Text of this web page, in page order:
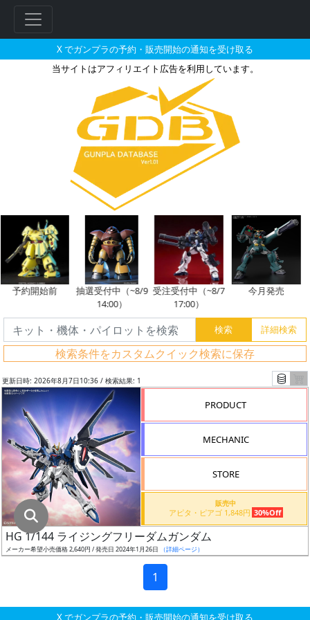
X でガンプラの予約・販売開始の通知を受け取る
当サイトはアフィリエイト広告を利用しています。
HG 1/144 ライジングフリーダム
予約開始前
抽選受付中（~8/9
14:00）
受注受付中（~8/7
17:00）
今月発売
検索条件をカスタムクイック検索に保存
ー
索
グ
レ
ケ
ー
ル
成
形
更新日時: 2026年8月7日10:36 / 検索結果: 1
PRODUCT
MECHANIC
STORE
販売中
アピタ・ピアゴ 1,848円 30%Off
HG 1/144 ライジングフリーダムガンダム
メーカー希望小売価格 2,640円 / 発売日 2024年1月26日 （詳細ページ）
1
X でガンプラの予約・販売開始の通知を受け取る